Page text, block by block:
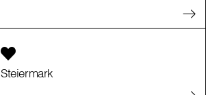
Steiermark